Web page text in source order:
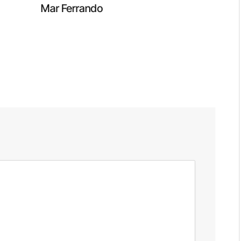
Mar Ferrando